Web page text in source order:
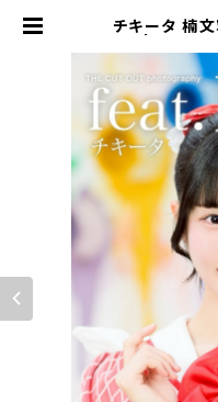
チキータ 楠